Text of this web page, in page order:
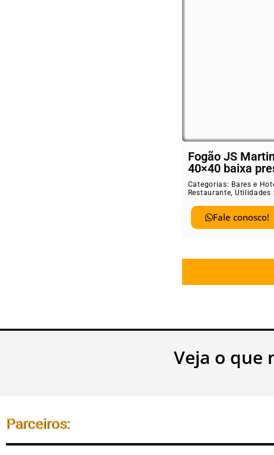
Fogão JS
40×40 baixa
Categorias: Bares e
Restaurante, Utilidades
Fale conosco!
Veja o que
Parceiros: